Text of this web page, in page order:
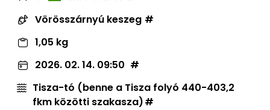
Vörösszárnyú keszeg
1,05 kg
2026. 02. 14. 09:50
Tisza-tó (benne a Tisza folyó 440-403,2
fkm közötti szakasza)